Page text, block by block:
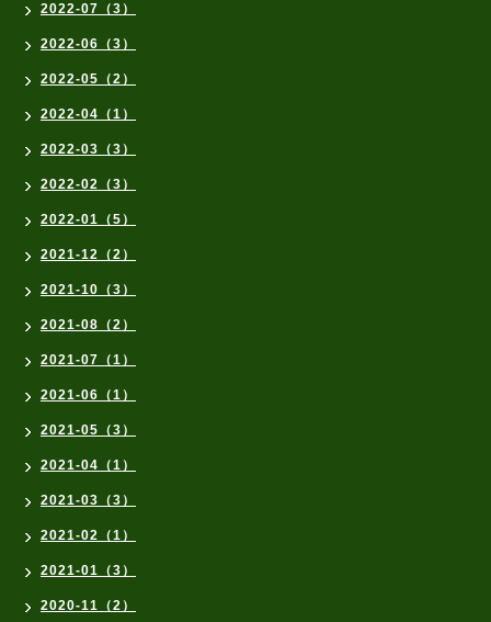
2022-07（3）
2022-06（3）
2022-05（2）
2022-04（1）
2022-03（3）
2022-02（3）
2022-01（5）
2021-12（2）
2021-10（3）
2021-08（2）
2021-07（1）
2021-06（1）
2021-05（3）
2021-04（1）
2021-03（3）
2021-02（1）
2021-01（3）
2020-11（2）